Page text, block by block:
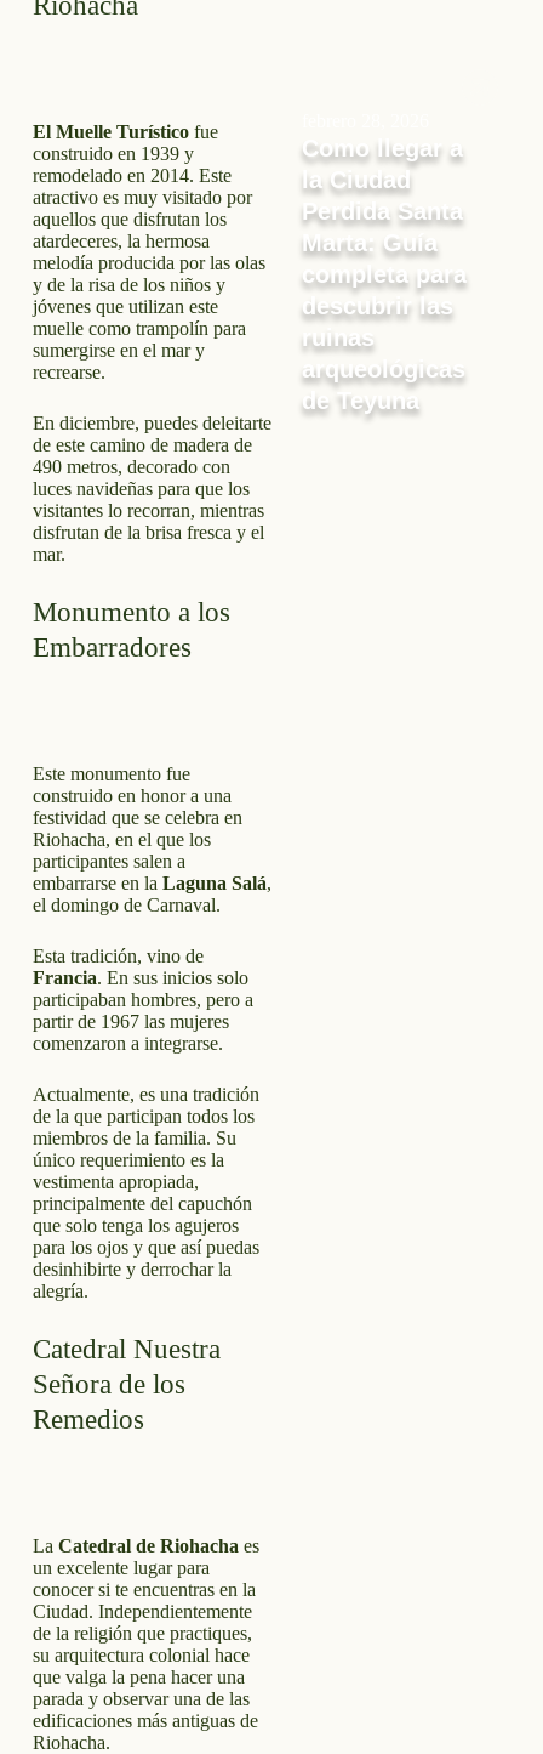
El Muelle Turísticofue
construido en 1939 y
remodelado en 2014. Este
atractivo es muy visitado por
aquellos que disfrutan los
atardeceres, la hermosa
melodía producida por las olas
y de la risa de los niños y
jóvenes que utilizan este
muelle como trampolín para
sumergirse en el mar y
recrearse.
En diciembre, puedes deleitarte
de este camino de madera de
490 metros, decorado con
luces navideñas para que los
visitantes lo recorran, mientras
disfrutan de la brisa fresca y el
mar.
Monumento a los
Embarradores
Este monumento fue
construido en honor a una
festividad que se celebra en
Riohacha, en el que los
participantes salen a
embarrarse en la Laguna Salá,
el domingo de Carnaval.
Esta tradición, vino de
Francia. En sus inicios solo
participaban hombres, pero a
partir de 1967 las mujeres
comenzaron a integrarse.
Actualmente, es una tradición
de la que participan todos los
miembros de la familia. Su
único requerimiento es la
vestimenta apropiada,
principalmente del capuchón
que solo tenga los agujeros
para los ojos y que así puedas
desinhibirte y derrochar la
alegría.
Catedral Nuestra
Señora de los
Remedios
La Catedral de Riohacha es
un excelente lugar para
conocer si te encuentras en la
Ciudad. Independientemente
de la religión que practiques,
su arquitectura colonial hace
que valga la pena hacer una
parada y observar una de las
edificaciones más antiguas de
Riohacha.
Como llegar a
la Ciudad
Perdida Santa
Marta: Guía
completa para
descubrir las
ruinas
arqueológicas
de Teyuna